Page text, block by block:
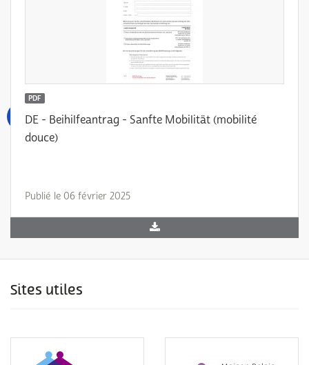
PDF
DE - Beihilfeantrag - Sanfte Mobilität (mobilité
douce)
Publié le 06 février 2025
Sites utiles